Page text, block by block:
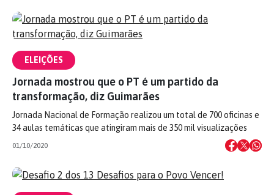
ELEIÇÕES
Jornada mostrou que o PT é um partido da
transformação, diz Guimarães
Jornada Nacional de Formação realizou um total de 700 oficinas e
34 aulas temáticas que atingiram mais de 350 mil visualizações
01/10/2020